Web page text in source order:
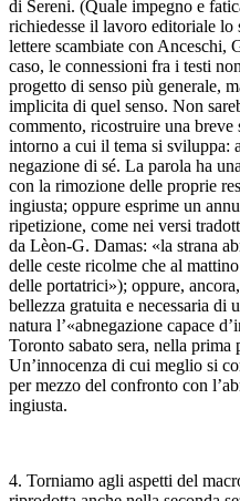
di Sereni. (Quale impegno e
richiedesse il lavoro editoriale lo
lettere scambiate con Anceschi,
caso, le connessioni fra i testi
progetto di senso più generale,
implicita di quel senso. Non
commento, ricostruire una
intorno a cui il tema si sviluppa:
negazione di sé. La parola ha
con la rimozione delle proprie
ingiusta; oppure esprime un
ripetizione, come nei versi
da Lèon-G. Damas: «la strana
delle ceste ricolme che al
delle portatrici»); oppure,
bellezza gratuita e necessaria di
natura l’«abnegazione capace
Toronto sabato sera, nella prima
Un’innocenza di cui meglio si
per mezzo del confronto con
ingiusta.
4. Torniamo agli aspetti del